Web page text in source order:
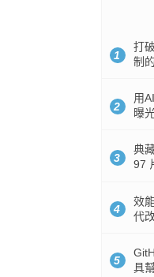
1
打
制
2
用
曝
3
典
97
4
效
代
5
具